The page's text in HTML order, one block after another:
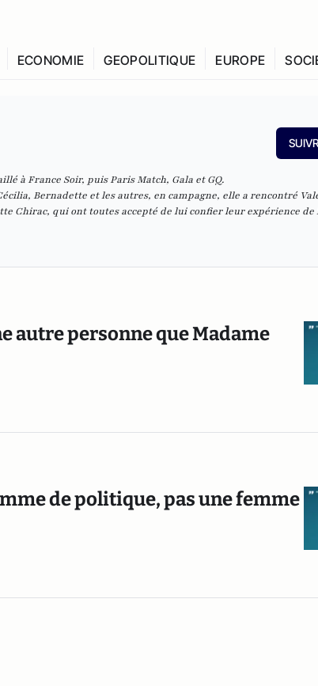
ECONOMIE GEOPOLITIQUE EUROPE
à France Soir, puis Paris Match, Gala et GQ.
Bernadette et les autres, en campagne, elle a rencontré
Chirac, qui ont toutes accepté de lui confier leur expérience de
autre personne que Madame
de politique, pas une femme